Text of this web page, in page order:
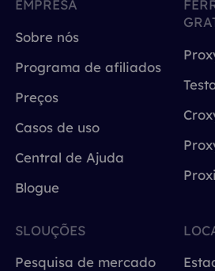
EMPRESA
Sobre nós
Programa de afiliados
Preços
Casos de uso
Central de Ajuda
Blogue
SLOUÇÕES
Pesquisa de mercado